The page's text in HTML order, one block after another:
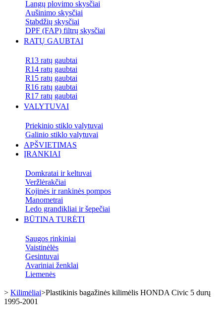
Langų plovimo skysčiai
Aušinimo skysčiai
Stabdžių skysčiai
DPF (FAP) filtrų skysčiai
RATŲ GAUBTAI
R13 ratų gaubtai
R14 ratų gaubtai
R15 ratų gaubtai
R16 ratų gaubtai
R17 ratų gaubtai
VALYTUVAI
Priekinio stiklo valytuvai
Galinio stiklo valytuvai
APŠVIETIMAS
ĮRANKIAI
Domkratai ir keltuvai
Veržlėrakčiai
Kojinės ir rankinės pompos
Manometrai
Ledo grandikliai ir šepečiai
BŪTINA TURĖTI
Saugos rinkiniai
Vaistinėlės
Gesintuvai
Avariniai ženklai
Liemenės
> Kilimėliai>Plastikinis bagažinės kilimėlis HONDA Civic 5 durų
1995-2001